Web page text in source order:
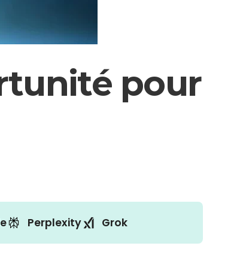
pour
Perplexity Grok